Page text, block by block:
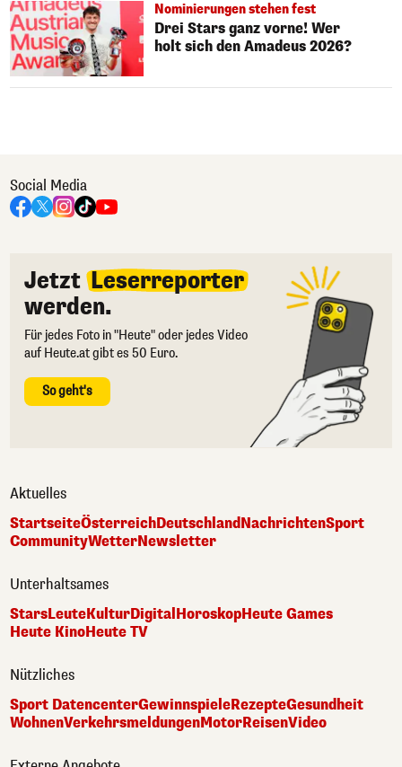
Nominierungen stehen fest
Drei Stars ganz vorne! Wer
holt sich den Amadeus 2026?
Social Media
Jetzt Leserreporter
werden.
Für jedes Foto in "Heute" oder jedes Video
auf Heute.at gibt es 50 Euro.
So geht's
Aktuelles
StartseiteÖsterreichDeutschlandNachrichtenSport
CommunityWetterNewsletter
Unterhaltsames
StarsLeuteKulturDigitalHoroskopHeute Games
Heute KinoHeute TV
Nützliches
Sport DatencenterGewinnspieleRezepteGesundheit
WohnenVerkehrsmeldungenMotorReisenVideo